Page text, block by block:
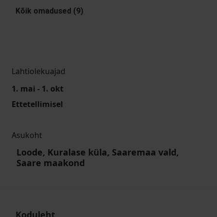
Kõik omadused (9)
Lahtiolekuajad
1. mai - 1. okt
Ettetellimisel
Asukoht
Loode, Kuralase küla, Saaremaa vald,
Saare maakond
Koduleht